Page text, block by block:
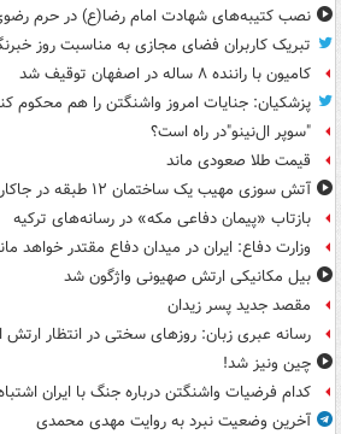
نصب کتیبه‌های شهادت امام رضا(ع) در حرم
تبریک کاربران فضای مجازی به مناسبت روز
کامیون با راننده ۸ ساله در اصفهان توقیف شد
پزشکیان: جنایات امروز واشنگتن را هم محکوم
"سوپر ال‌نینو"در راه است؟
قیمت طلا صعودی ماند
آتش سوزی مهیب یک ساختمان ۱۲ طبقه در جاکارتا
بازتاب «پیمان دفاعی مکه» در رسانه‌های ترکیه
وزارت دفاع: ایران در میدان دفاع مقتدر خواهد
بیل مکانیکی ارتش صهیونی واژگون شد
مقصد جدید پسر زیدان
رسانه عبری زبان: روزهای سختی در انتظار
چین ونیز شد!
کدام فرضیات واشنگتن درباره جنگ با ایران
آخرین وضعیت نبرد به روایت مهدی محمدی